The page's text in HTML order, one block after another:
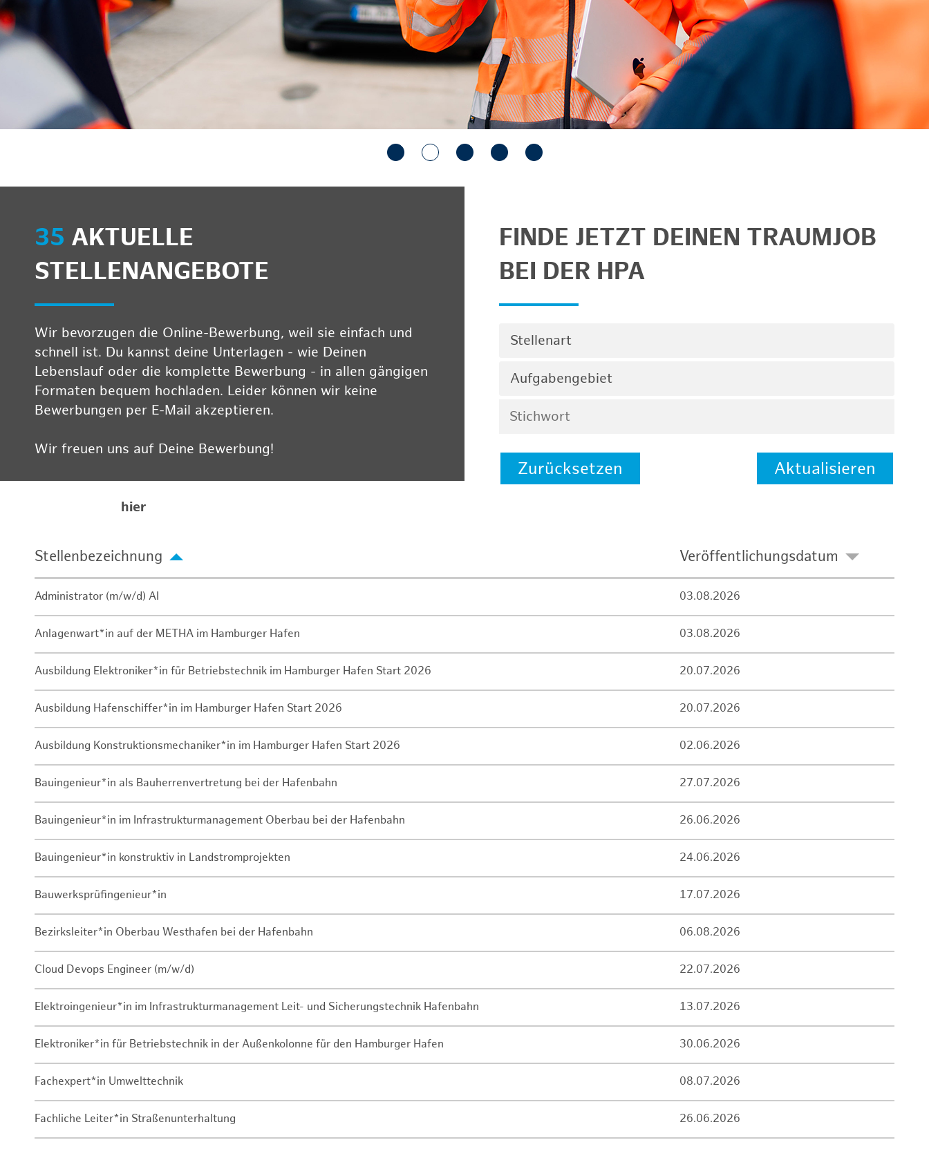
anzeigen/schließen
35 AKTUELLE
STELLENANGEBOTE
Wir bevorzugen die Online-Bewerbung, weil sie einfach und
schnell ist. Du kannst deine Unterlagen - wie Deinen
Lebenslauf oder die komplette Bewerbung - in allen gängigen
Formaten bequem hochladen. Leider können wir keine
Bewerbungen per E-Mail akzeptieren.
Wir freuen uns auf Deine Bewerbung!
hier
FINDE JETZT DEINEN TRAUMJOB
BEI DER HPA
Stellenart
Aufgabengebiet
Zurücksetzen Aktualisieren
Stellenbezeichnung Veröffentlichungsdatum
Administrator (m/w/d) AI 03.08.2026
Anlagenwart*in auf der METHA im Hamburger Hafen 03.08.2026
Ausbildung Elektroniker*in für Betriebstechnik im Hamburger Hafen Start 2026 20.07.2026
Ausbildung Hafenschiffer*in im Hamburger Hafen Start 2026 20.07.2026
Ausbildung Konstruktionsmechaniker*in im Hamburger Hafen Start 2026 02.06.2026
Bauingenieur*in als Bauherrenvertretung bei der Hafenbahn 27.07.2026
Bauingenieur*in im Infrastrukturmanagement Oberbau bei der Hafenbahn 26.06.2026
Bauingenieur*in konstruktiv in Landstromprojekten 24.06.2026
Bauwerksprüfingenieur*in 17.07.2026
Bezirksleiter*in Oberbau Westhafen bei der Hafenbahn 06.08.2026
Cloud Devops Engineer (m/w/d) 22.07.2026
Elektroingenieur*in im Infrastrukturmanagement Leit- und Sicherungstechnik Hafenbahn 13.07.2026
Elektroniker*in für Betriebstechnik in der Außenkolonne für den Hamburger Hafen 30.06.2026
Fachexpert*in Umwelttechnik 08.07.2026
Fachliche Leiter*in Straßenunterhaltung 26.06.2026